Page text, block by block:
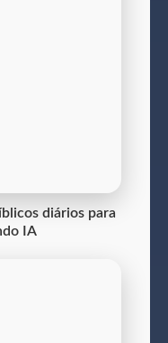
diários para
IA